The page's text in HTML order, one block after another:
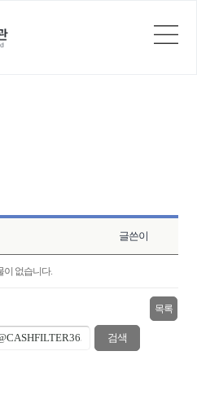
글쓴이
이 없습니다.
목록
검색